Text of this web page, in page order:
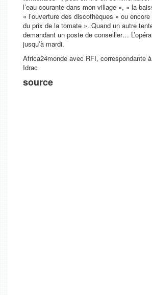
l’eau courante dans mon village », « la
« l’ouverture des discothèques » ou encore
du prix de la tomate ». Quand un autre
demandant un poste de conseiller…
jusqu’à mardi.
Africa24monde avec RFI, correspondante
Idrac
source